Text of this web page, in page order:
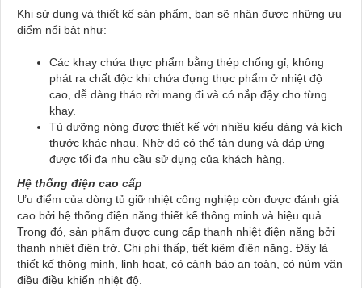
Khi sử dụng và thiết kế sản phẩm, bạn sẽ nhận được những ưu
điểm nổi bật như:
Các khay chứa thực phẩm bằng thép chống gỉ, không
phát ra chất độc khi chứa đựng thực phẩm ở nhiệt độ
cao, dễ dàng tháo rời mang đi và có nắp đậy cho từng
khay.
Tủ dưỡng nóng được thiết kế với nhiều kiểu dáng và kích
thước khác nhau. Nhờ đó có thể tận dụng và đáp ứng
được tối đa nhu cầu sử dụng của khách hàng.
Hệ thống điện cao cấp
Ưu điểm của dòng tủ giữ nhiệt công nghiệp còn được đánh giá
cao bởi hệ thống điện năng thiết kế thông minh và hiệu quả.
Trong đó, sản phẩm được cung cấp thanh nhiệt điện năng bởi
thanh nhiệt điện trở. Chi phí thấp, tiết kiệm điện năng. Đây là
thiết kế thông minh, linh hoạt, có cảnh báo an toàn, có núm vặn
điều điều khiển nhiệt độ.